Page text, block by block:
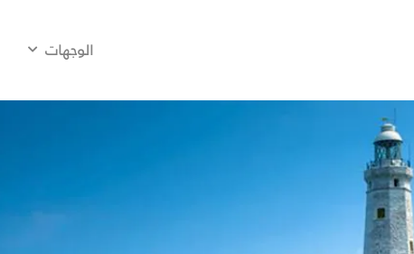
الوجهات